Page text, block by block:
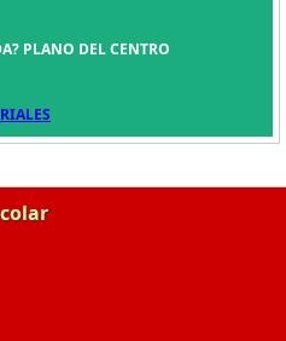
PLANO DEL CENTRO